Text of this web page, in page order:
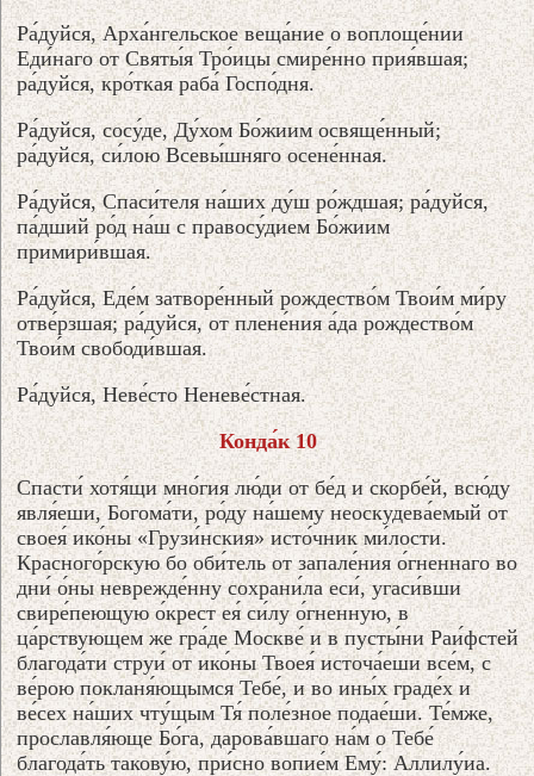
Ра́дуйся, Арха́нгельское веща́ние о воплоще́нии
Еди́наго от Святы́я Тро́ицы смире́нно прия́вшая;
ра́дуйся, кро́ткая раба́ Госпо́дня.
Ра́дуйся, сосу́де, Ду́хом Бо́жиим освяще́нный;
ра́дуйся, си́лою Всевы́шняго осене́нная.
Ра́дуйся, Спаси́теля на́ших ду́ш ро́ждшая; ра́дуйся,
па́дший ро́д на́ш с правосу́дием Бо́жиим
примири́вшая.
Ра́дуйся, Еде́м затворе́нный рождество́м Твои́м ми́ру
отве́рзшая; ра́дуйся, от плене́ния а́да рождество́м
Твои́м свободи́вшая.
Ра́дуйся, Неве́сто Неневе́стная.
Конда́к 10
Спасти́ хотя́щи мно́гия лю́ди от бе́д и скорбе́й, всю́ду
явля́еши, Богома́ти, ро́ду на́шему неоскудева́емый от
своея́ ико́ны «Грузи́нския» исто́чник ми́лости.
Красного́рскую бо оби́тель от запале́ния о́гненнаго во
дни́ о́ны неврежде́нну сохрани́ла еси́, угаси́вши
свире́пеющую о́крест ея́ си́лу о́гненную, в
ца́рствующем же гра́де Москве́ и в пусты́ни Раи́фстей
благода́ти струи́ от ико́ны Твоея́ источа́еши все́м, с
ве́рою покланя́ющымся Тебе́, и во ины́х граде́х и
ве́сех на́ших чту́щым Тя́ поле́зное подае́ши. Те́мже,
прославля́юще Бо́га, дарова́вшаго на́м о Тебе́
благода́ть такову́ю, при́сно вопие́м Ему́: Аллилу́иа.